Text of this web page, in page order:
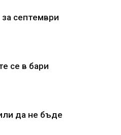
септември
се в бари
да не бъде